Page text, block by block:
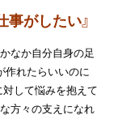
事がしたい』
なか自分自身の足
作れたらいいのに
対して悩みを抱えて
方々の支えになれ